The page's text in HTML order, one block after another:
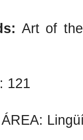
Art of
121